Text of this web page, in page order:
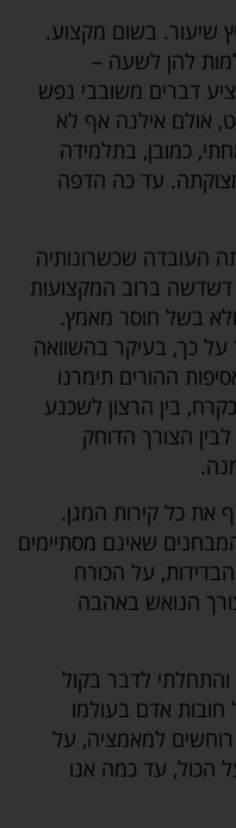
בשום מקצוע.
להן לשעה –
דברים משובבי נפש
אולם אילנה אף לא
כמובן, בתלמידה
עד כה הדפה
העובדה שכשרונותיה
דשדשה ברוב המקצועות
בשל חוסר מאמץ.
כך, בעיקר בהשוואה
ההורים תימרנו
בין הרצון לשכנע
הצורך הדוחק
את כל קירות המגן.
שאינם מסתיימים
על הכורח
הנואש באהבה
והתחלתי לדבר בקול
חובות אדם בעולמו
למאמציה, על
הכול, עד כמה אנו